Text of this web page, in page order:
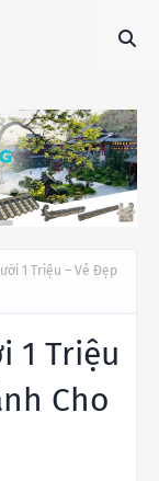
1 Triệu – Vẻ Đẹp
1 Triệu
Cho